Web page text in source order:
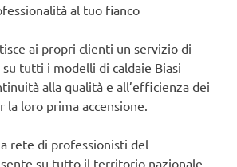
al tuo fianco
ai propri clienti un servizio di
su tutti i modelli di caldaie Biasi
alla qualità e all’efficienza dei
loro prima accensione.
rete di professionisti del
su tutto il territorio nazionale,